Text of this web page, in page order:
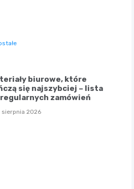
biurowe, które
się najszybciej – lista
zamówień
sierpnia 2026